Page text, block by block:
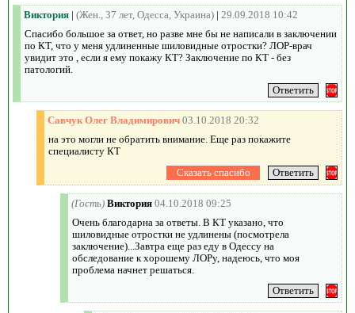
Виктория | (Жен., 37 лет, Одесса, Украина) | 29.09.2018 10:42
Спасибо большое за ответ, но разве мне бы не написали в заключении
по КТ, что у меня удлиненные шиловидные отростки? ЛОР-врач
увидит это , если я ему покажу КТ? Заключение по КТ - без
патологий.
Савчук Олег Владимирович 03.10.2018 20:32
на это могли не обратить внимание. Еще раз покажите
специалисту КТ
(Гость) Виктория 04.10.2018 09:25
Очень благодарна за ответы. В КТ указано, что
шиловидные отростки не удлинены (посмотрела
заключение)...Завтра еще раз еду в Одессу на
обследование к хорошему ЛОРу, надеюсь, что моя
проблема начнет решаться.